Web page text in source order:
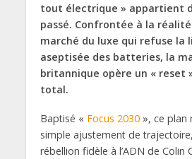
tout électrique » appartient
passé. Confrontée à la
marché du luxe qui refuse la
aseptisée des batteries, la
britannique opère un « reset
total.
Baptisé « Focus 2030», ce plan
simple ajustement de
rébellion fidèle à l’ADN de Colin